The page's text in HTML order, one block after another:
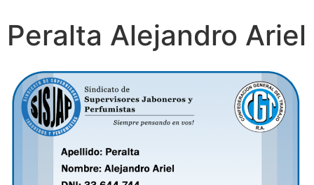
Peralta Alejandro Ariel